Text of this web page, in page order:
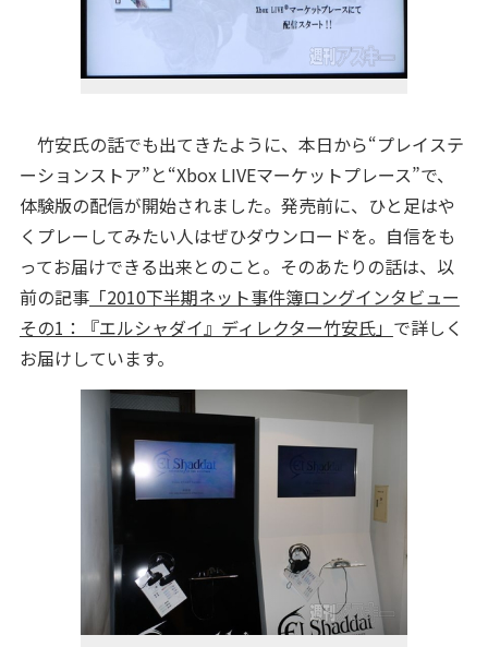
竹安氏の話でも出てきたように、本日から“プレイステ
ーションストア”と“Xbox LIVEマーケットプレース”で、
体験版の配信が開始されました。発売前に、ひと足はや
くプレーしてみたい人はぜひダウンロードを。自信をも
ってお届けできる出来とのこと。そのあたりの話は、以
前の記事「2010下半期ネット事件簿ロングインタビュー
その1：『エルシャダイ』ディレクター竹安氏」 で詳しく
お届けしています。